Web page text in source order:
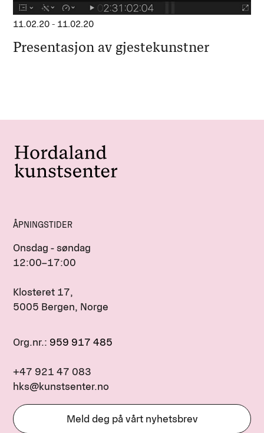
11.02.20 - 11.02.20
Presentasjon av gjestekunstner
ÅPNINGSTIDER
Onsdag - søndag
12:00–17:00
Klosteret 17,
5005 Bergen, Norge
Org.nr.: 959 917 485
+47 921 47 083
hks@kunstsenter.no
Meld deg på vårt nyhetsbrev